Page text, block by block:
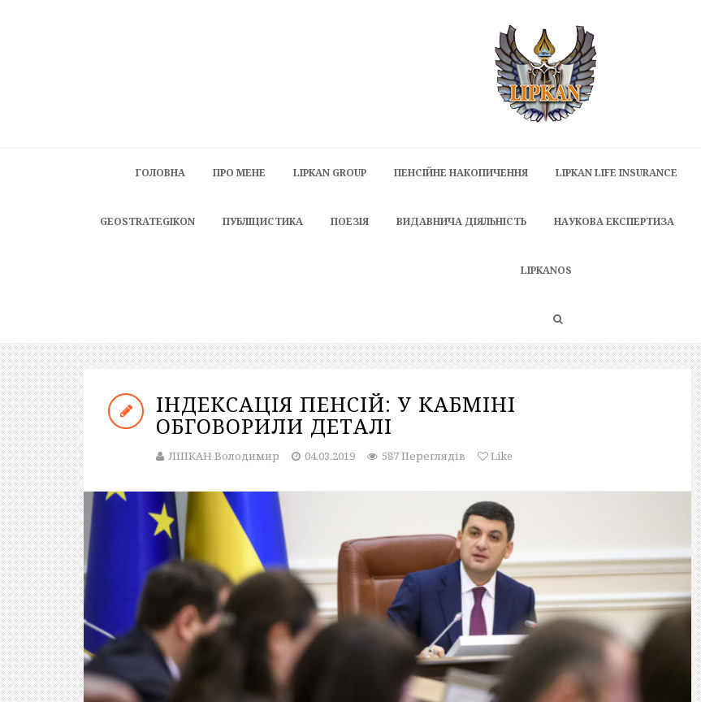
ГОЛОВНА ПРО МЕНЕ LIPKAN GROUP ПЕНСІЙНЕ НАКОПИЧЕННЯ LIPKAN LIFE INSURANCE
GEOSTRATEGIKON ПУБЛІЦИСТИКА ПОЕЗІЯ ВИДАВНИЧА ДІЯЛЬНІСТЬ НАУКОВА ЕКСПЕРТИЗА
LIPKANOS
ІНДЕКСАЦІЯ ПЕНСІЙ: У КАБМІНІ
ОБГОВОРИЛИ ДЕТАЛІ
ЛІПКАН Володимир 04.03.2019 587 Переглядів Like